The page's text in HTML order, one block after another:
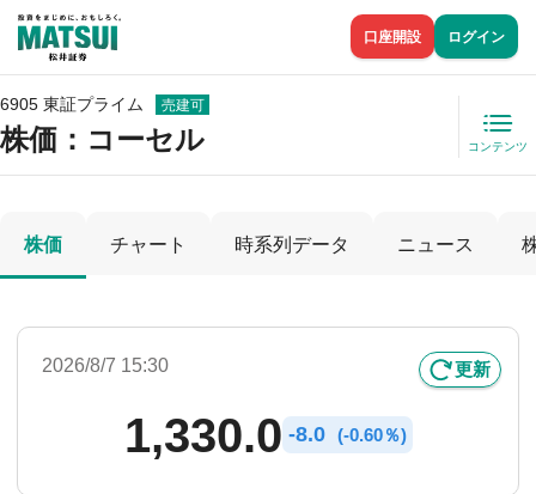
口座開設 ログイン
6905 東証プライム 売建可
株価 ：コーセル コンテンツ
株価 チャート 時系列データ ニュース
2026/8/7 15:30 更新
1,330.0 -8.0 (-0.60％)